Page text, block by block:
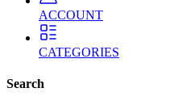
ACCOUNT
CATEGORIES
Search